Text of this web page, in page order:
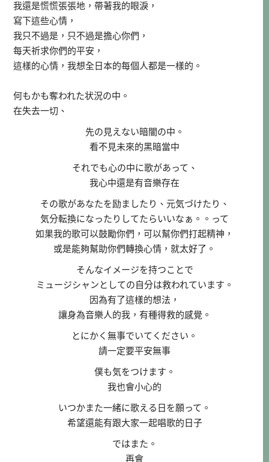
我還是慌慌張張地，帶著我的眼淚，
寫下這些心情，
我只不過是，只不過是擔心你們，
每天祈求你們的平安，
這樣的心情，我想全日本的每個人都是一樣的。
何もかも奪われた状況の中。
在失去一切、
先の見えない暗闇の中。
看不見未來的黑暗當中
それでも心の中に歌があって、
我心中還是有音樂存在
その歌があなたを励ましたり、元気づけたり、
気分転換になったりしてたらいいなぁ。。って
如果我的歌可以鼓勵你們，可以幫你們打起精神，
或是能夠幫助你們轉換心情，就太好了。
そんなイメージを持つことで
ミュージシャンとしての自分は救われています。
因為有了這樣的想法，
讓身為音樂人的我，有種得救的感覺。
とにかく無事でいてください。
請一定要平安無事
僕も気をつけます。
我也會小心的
いつかまた一緒に歌える日を願って。
希望還能有跟大家一起唱歌的日子
ではまた。
再會